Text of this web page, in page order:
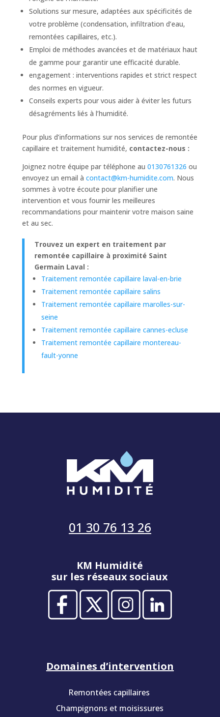
Solutions sur mesure, adaptées aux spécificités de
votre problème (condensation, infiltration d’eau,
remontées capillaires, etc.).
Emploi de méthodes avancées et de matériaux haut
de gamme pour garantir une efficacité durable.
engagement : interventions rapides et strict respect
des normes en vigueur.
Conseils experts pour vous aider à éviter les futurs
désagréments liés à l’humidité.
Pour plus d’informations sur nos services de remontée
capillaire et traitement humidité, contactez-nous :
Joignez notre équipe par téléphone au 0130761326 ou
envoyez un email à contact@km-humidite.com. Nous
sommes à votre écoute pour planifier une
intervention et vous fournir les meilleures
recommandations pour maintenir votre maison saine
et au sec.
Trouvez un expert en traitement par
remontée capillaire à proximité Saint
Germain Laval :
Traitement remontée capillaire laval-en-brie
Traitement remontée capillaire salins
Traitement remontée capillaire marolles-sur-
seine
Traitement remontée capillaire cannes-ecluse
Traitement remontée capillaire montereau-
fault-yonne
01 30 76 13 26
KM Humidité
sur les réseaux sociaux
Domaines d’intervention
Remontées capillaires
Champignons et moisissures